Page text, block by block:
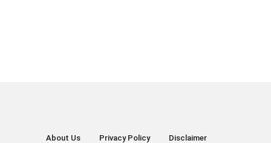
About Us Privacy Policy Disclaimer